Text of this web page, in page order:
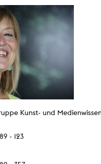
Kunst- und
- 123